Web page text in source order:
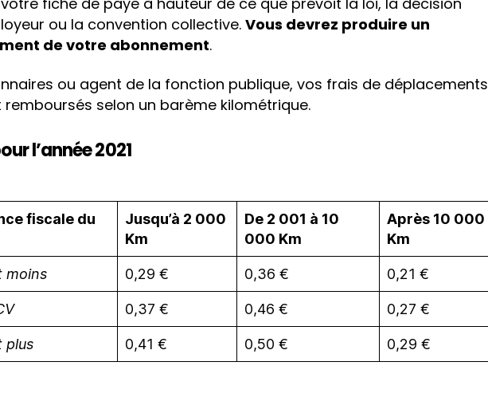
ou la convention collective.Vous devrez produire un
de votre abonnement.
ou agent de la fonction publique, vos frais de déplacements
selon un barème kilométrique.
l’année 2021
fiscale du
Jusqu’à 2 000
Km
De 2 001 à 10
000 Km
Après 10 000
Km
moins 0,29 € 0,36 € 0,21 €
0,37 € 0,46 € 0,27 €
plus 0,41 € 0,50 € 0,29 €